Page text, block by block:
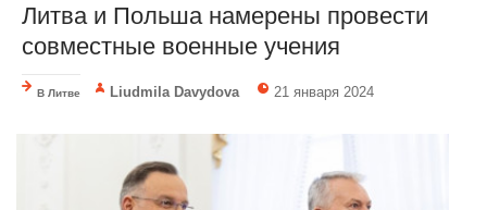
Литва и Польша намерены провести
совместные военные учения
В Литве Liudmila Davydova 21 января 2024